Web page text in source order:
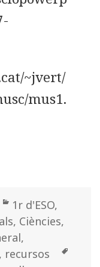
~jvert/
mus1.
Categories
1r d'ESO,
, Ciències,
,
, recursos